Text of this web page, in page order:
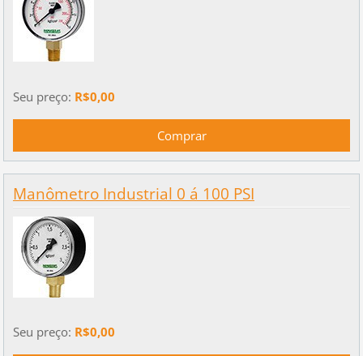
Seu preço: R$0,00
Manômetro Industrial 0 á 100 PSI
Seu preço: R$0,00